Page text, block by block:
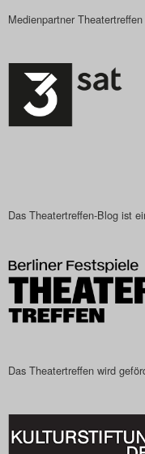
Das
Das
Das
Das
Medienpartner Theatertreffen
Das Theatertreffen-Blog ist
Das Theatertreffen wird